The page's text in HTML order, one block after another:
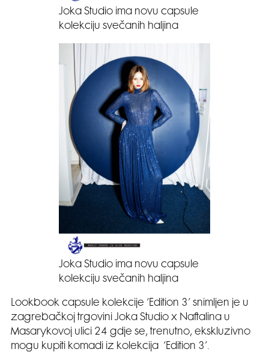
Joka Studio ima novu capsule
kolekciju svečanih haljina
Joka Studio ima novu capsule
kolekciju svečanih haljina
Lookbook capsule kolekcije ‘Edition 3’ snimljen je u
zagrebačkoj trgovini Joka Studio x Naftalina u
Masarykovoj ulici 24 gdje se, trenutno, ekskluzivno
mogu kupiti komadi iz kolekcija ‘Edition 3’.